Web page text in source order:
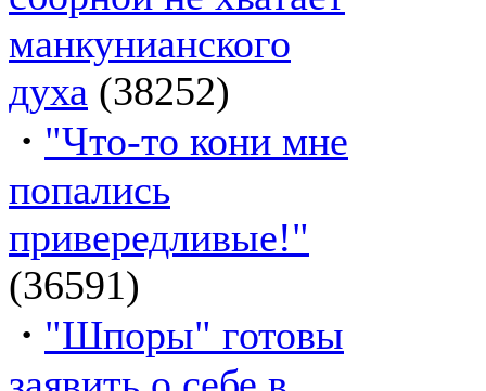
манкунианского
духа (38252)
· "Что-то кони мне
попались
привередливые!"
(36591)
· "Шпоры" готовы